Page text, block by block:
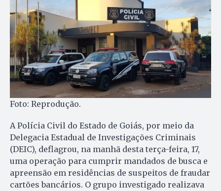
Foto: Reprodução.
A Polícia Civil do Estado de Goiás, por meio da
Delegacia Estadual de Investigações Criminais
(DEIC), deflagrou, na manhã desta terça-feira, 17,
uma operação para cumprir mandados de busca e
apreensão em residências de suspeitos de fraudar
cartões bancários. O grupo investigado realizava